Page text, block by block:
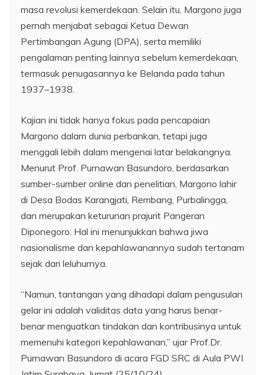
masa revolusi kemerdekaan. Selain itu, Margono juga
pernah menjabat sebagai Ketua Dewan
Pertimbangan Agung (DPA), serta memiliki
pengalaman penting lainnya sebelum kemerdekaan,
termasuk penugasannya ke Belanda pada tahun
1937–1938.
Kajian ini tidak hanya fokus pada pencapaian
Margono dalam dunia perbankan, tetapi juga
menggali lebih dalam mengenai latar belakangnya.
Menurut Prof. Purnawan Basundoro, berdasarkan
sumber-sumber online dan penelitian, Margono lahir
di Desa Bodas Karangjati, Rembang, Purbalingga,
dan merupakan keturunan prajurit Pangeran
Diponegoro. Hal ini menunjukkan bahwa jiwa
nasionalisme dan kepahlawanannya sudah tertanam
sejak dari leluhurnya.
“Namun, tantangan yang dihadapi dalam pengusulan
gelar ini adalah validitas data yang harus benar-
benar menguatkan tindakan dan kontribusinya untuk
memenuhi kategori kepahlawanan,” ujar Prof.Dr.
Purnawan Basundoro di acara FGD SRC di Aula PWI